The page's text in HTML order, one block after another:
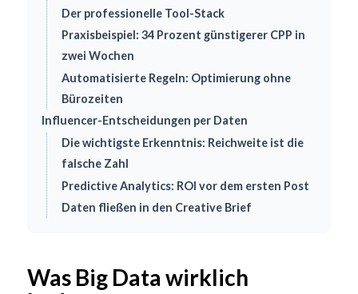
Der professionelle Tool-Stack
Praxisbeispiel: 34 Prozent günstigerer CPP in
zwei Wochen
Automatisierte Regeln: Optimierung ohne
Bürozeiten
Influencer-Entscheidungen per Daten
Die wichtigste Erkenntnis: Reichweite ist die
falsche Zahl
Predictive Analytics: ROI vor dem ersten Post
Daten fließen in den Creative Brief
Was Big Data wirklich